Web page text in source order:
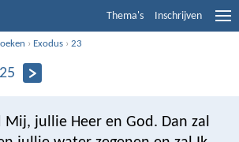
Thema's Inschrijven
› Exodus ›23
Mij, jullie Heer en God. Dan zal